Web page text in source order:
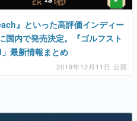
』といった高評価インディー
内で発売決定。『ゴルフスト
最新情報まとめ
2019年12月11日 公開